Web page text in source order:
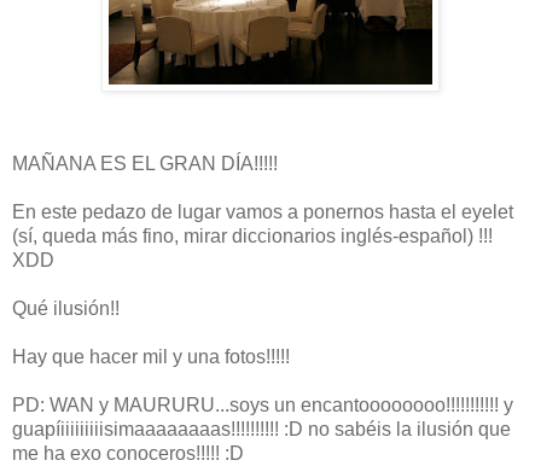
MAÑANA ES EL GRAN DÍA!!!!!
En este pedazo de lugar vamos a ponernos hasta el eyelet
(sí, queda más fino, mirar diccionarios inglés-español) !!!
XDD
Qué ilusión!!
Hay que hacer mil y una fotos!!!!!
PD: WAN y MAURURU...soys un encantoooooooo!!!!!!!!!!! y
guapíiiiiiiiiisimaaaaaaaas!!!!!!!!!! :D no sabéis la ilusión que
me ha exo conoceros!!!!! :D